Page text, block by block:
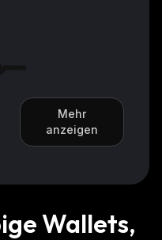
Mehr
anzeigen
Wallets,